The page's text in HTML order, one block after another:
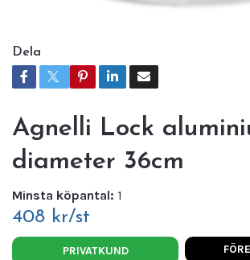
Dela
Agnelli Lock
diameter 36cm
Minsta köpantal: 1
408 kr/st
PRIVATKUND